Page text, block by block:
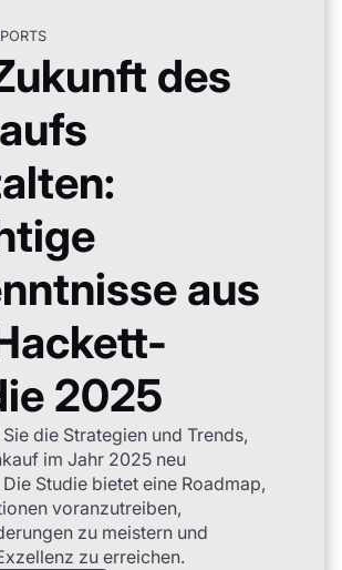
des
aus
2025
die Strategien und Trends,
im Jahr 2025 neu
Studie bietet eine Roadmap,
voranzutreiben,
zu meistern und
zu erreichen.